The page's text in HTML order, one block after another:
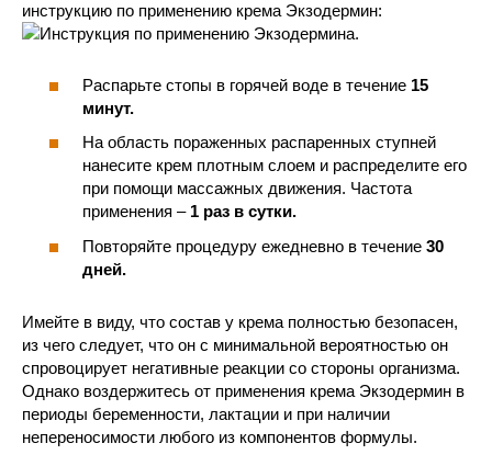
инструкцию по применению крема Экзодермин:
Распарьте стопы в горячей воде в течение 15
минут.
На область пораженных распаренных ступней
нанесите крем плотным слоем и распределите его
при помощи массажных движения. Частота
применения –1 раз в сутки.
Повторяйте процедуру ежедневно в течение 30
дней.
Имейте в виду, что состав у крема полностью безопасен,
из чего следует, что он с минимальной вероятностью он
спровоцирует негативные реакции со стороны организма.
Однако воздержитесь от применения крема Экзодермин в
периоды беременности, лактации и при наличии
непереносимости любого из компонентов формулы.